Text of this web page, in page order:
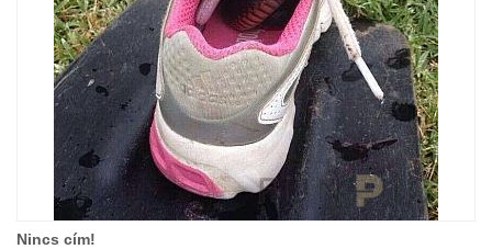
Nincs cím!